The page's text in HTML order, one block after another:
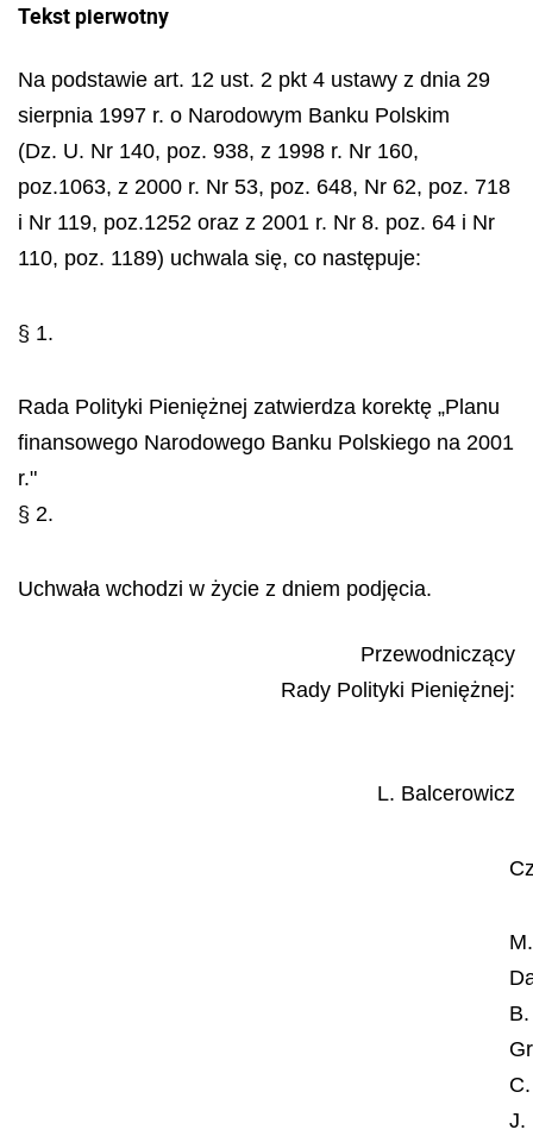
Tekst pierwotny
Na podstawie art. 12 ust. 2 pkt 4 ustawy z dnia 29
sierpnia 1997 r. o Narodowym Banku Polskim
(Dz. U. Nr 140, poz. 938, z 1998 r. Nr 160,
poz.1063, z 2000 r. Nr 53, poz. 648, Nr 62, poz. 718
i Nr 119, poz.1252 oraz z 2001 r. Nr 8. poz. 64 i Nr
110, poz. 1189) uchwala się, co następuje:
§ 1.
Rada Polityki Pieniężnej zatwierdza korektę „Planu
finansowego Narodowego Banku Polskiego na 2001
r."
§ 2.
Uchwała wchodzi w życie z dniem podjęcia.
Przewodniczący
Rady Polityki Pieniężnej:
L. Balcerowicz
M.
B.
J.